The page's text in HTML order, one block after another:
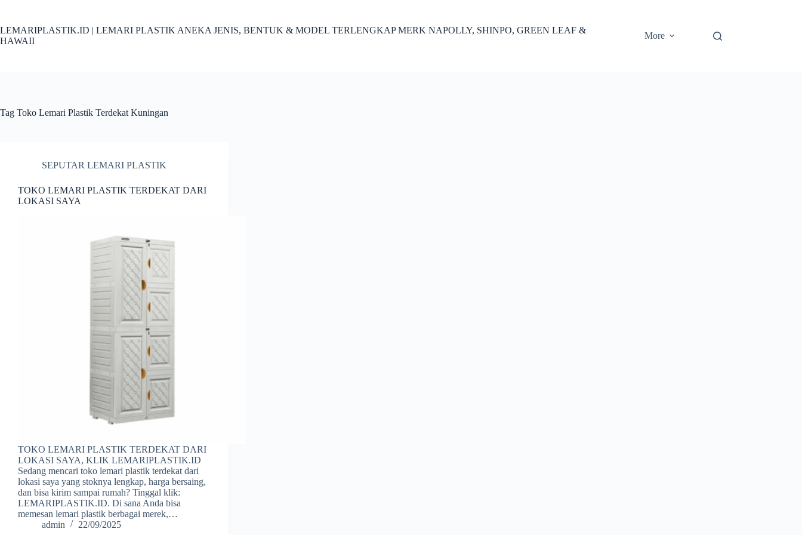
content
LEMARIPLASTIK.ID | LEMARI PLASTIK ANEKA JENIS, BENTUK & MODEL TERLENGKAP MERK NAPOLLY, SHINPO, GREEN LEAF &
HAWAII
More
Tag Toko Lemari Plastik Terdekat Kuningan
SEPUTAR LEMARI PLASTIK
TOKO LEMARI PLASTIK TERDEKAT DARI
LOKASI SAYA
TOKO LEMARI PLASTIK TERDEKAT DARI
LOKASI SAYA, KLIK LEMARIPLASTIK.ID
Sedang mencari toko lemari plastik terdekat dari
lokasi saya yang stoknya lengkap, harga bersaing,
dan bisa kirim sampai rumah? Tinggal klik:
LEMARIPLASTIK.ID. Di sana Anda bisa
memesan lemari plastik berbagai merek,…
admin
22/09/2025